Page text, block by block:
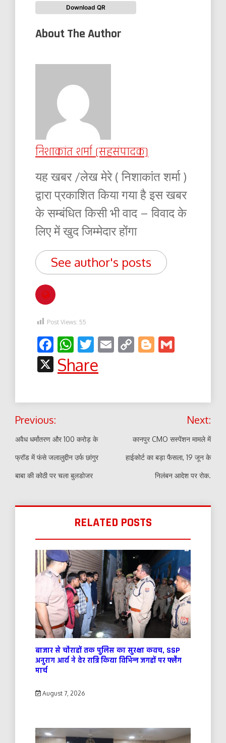
Download QR
About The Author
निशाकांत शर्मा (सहसंपादक)
यह खबर /लेख मेरे ( निशाकांत शर्मा )
द्वारा प्रकाशित किया गया है इस खबर
के सम्बंधित किसी भी वाद – विवाद के
लिए में खुद जिम्मेदार होंगा
See author's posts
Post Views: 55
Facebook
WhatsApp
Twitter
EmailCopyBlogger
X
Share
Post
navigation
Previous:
अवैध धर्मांतरण और 100 करोड़ के
फ्रॉड में फंसे जलालुद्दीन उर्फ छांगुर
बाबा की कोठी पर चला बुलडोजर
Next:
कानपुर CMO सस्पेंशन मामले में
हाईकोर्ट का बड़ा फैसला, 19 जून के
निलंबन आदेश पर रोक.
RELATED POSTS
बाजार से चौराहों तक पुलिस का सुरक्षा कवच, SSP
अनुराग आर्य ने देर रात्रि किया विभिन्न जगहों पर फ्लैग
मार्च
August 7, 2026